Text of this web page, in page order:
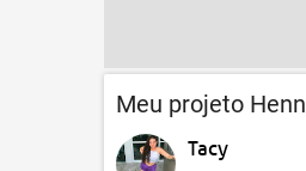
Meu projeto Henn
Tacy